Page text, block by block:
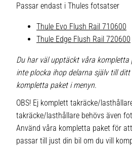
Passar endast i Thules fotsatser
Thule Evo Flush Rail 710600
Thule Edge Flush Rail 720600
Du har väl upptäckt våra kompletta
inte plocka ihop delarna själv till
kompletta paket i menyn.
OBS! Ej komplett takräcke/
takräcke/lasthållare behövs även
Använd våra kompletta paket för
passar till just din bil om du vill